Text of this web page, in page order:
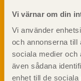
Vi värnar om din
Vi använder
och annonserna till
sociala medier och
även sådana
enhet till de